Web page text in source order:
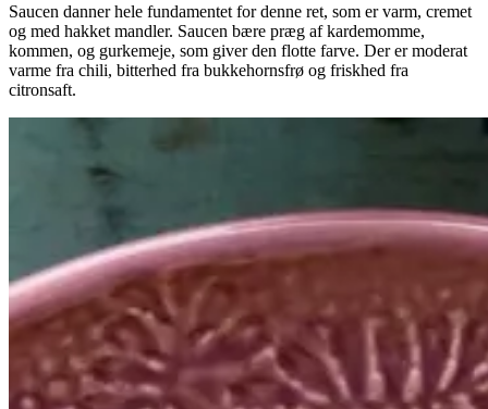
Saucen danner hele fundamentet for denne ret, som er varm, cremet
og med hakket mandler. Saucen bære præg af kardemomme,
kommen, og gurkemeje, som giver den flotte farve. Der er moderat
varme fra chili, bitterhed fra bukkehornsfrø og friskhed fra
citronsaft.